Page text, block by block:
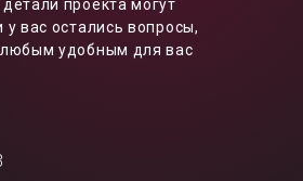
проекта могут
вас остались вопросы,
удобным для вас